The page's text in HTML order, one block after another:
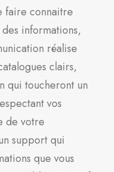
faire connaitre
informations,
réalise
clairs,
qui toucheront un
vos
de votre
support qui
que vous